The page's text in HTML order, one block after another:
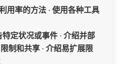
用率的方法 · 使用各种工具
定状况或事件 · 介绍并部
制和共享 · 介绍易扩展限